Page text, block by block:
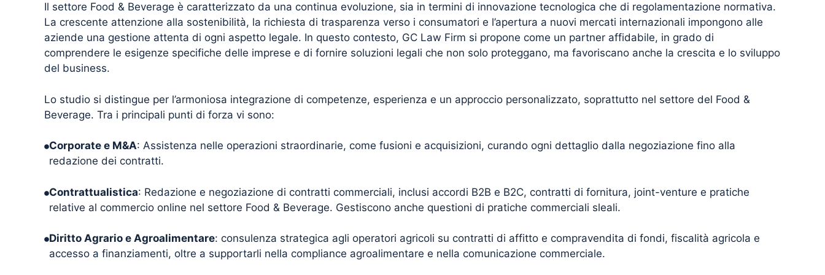
Il settore Food & Beverage è caratterizzato da una continua evoluzione, sia in termini di innovazione tecnologica che di regolamentazione normativa.
La crescente attenzione alla sostenibilità, la richiesta di trasparenza verso i consumatori e l’apertura a nuovi mercati internazionali impongono alle
aziende una gestione attenta di ogni aspetto legale. In questo contesto, GC Law Firm si propone come un partner affidabile, in grado di
comprendere le esigenze specifiche delle imprese e di fornire soluzioni legali che non solo proteggano, ma favoriscano anche la crescita e lo sviluppo
del business.
Lo studio si distingue per l’armoniosa integrazione di competenze, esperienza e un approccio personalizzato, soprattutto nel settore del Food &
Beverage. Tra i principali punti di forza vi sono:
Corporate e M&A: Assistenza nelle operazioni straordinarie, come fusioni e acquisizioni, curando ogni dettaglio dalla negoziazione fino alla
redazione dei contratti.
Contrattualistica: Redazione e negoziazione di contratti commerciali, inclusi accordi B2B e B2C, contratti di fornitura, joint-venture e pratiche
relative al commercio online nel settore Food & Beverage. Gestiscono anche questioni di pratiche commerciali sleali.
Diritto Agrario e Agroalimentare: consulenza strategica agli operatori agricoli su contratti di affitto e compravendita di fondi, fiscalità agricola e
accesso a finanziamenti, oltre a supportarli nella compliance agroalimentare e nella comunicazione commerciale.